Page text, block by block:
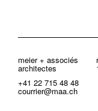
meier + associés
architectes
+41 22 715 48 48
courrier@maa.ch